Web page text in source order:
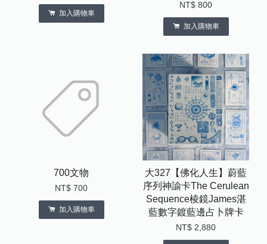
加入購物車
NT$ 800
加入購物車
700文物
NT$ 700
加入購物車
大327【佛化人生】蔚藍
序列神諭卡The Cerulean
Sequence棱鏡James湛
藍數字鍍藍邊占卜牌卡
NT$ 2,880